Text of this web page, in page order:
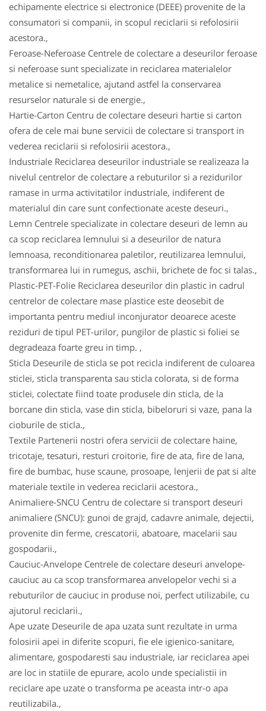
echipamente electrice si electronice (DEEE) provenite de la
consumatori si companii, in scopul reciclarii si refolosirii
acestora.,
Feroase-Neferoase Centrele de colectare a deseurilor feroase
si neferoase sunt specializate in reciclarea materialelor
metalice si nemetalice, ajutand astfel la conservarea
resurselor naturale si de energie.,
Hartie-Carton Centru de colectare deseuri hartie si carton
ofera de cele mai bune servicii de colectare si transport in
vederea reciclarii si refolosirii acestora.,
Industriale Reciclarea deseurilor industriale se realizeaza la
nivelul centrelor de colectare a rebuturilor si a rezidurilor
ramase in urma activitatilor industriale, indiferent de
materialul din care sunt confectionate aceste deseuri.,
Lemn Centrele specializate in colectare deseuri de lemn au
ca scop reciclarea lemnului si a deseurilor de natura
lemnoasa, reconditionarea paletilor, reutilizarea lemnului,
transformarea lui in rumegus, aschii, brichete de foc si talas.,
Plastic-PET-Folie Reciclarea deseurilor din plastic in cadrul
centrelor de colectare mase plastice este deosebit de
importanta pentru mediul inconjurator deoarece aceste
reziduri de tipul PET-urilor, pungilor de plastic si foliei se
degradeaza foarte greu in timp. ,
Sticla Deseurile de sticla se pot recicla indiferent de culoarea
sticlei, sticla transparenta sau sticla colorata, si de forma
sticlei, colectate fiind toate produsele din sticla, de la
borcane din sticla, vase din sticla, bibeloruri si vaze, pana la
cioburile de sticla.,
Textile Partenerii nostri ofera servicii de colectare haine,
tricotaje, tesaturi, resturi croitorie, fire de ata, fire de lana,
fire de bumbac, huse scaune, prosoape, lenjerii de pat si alte
materiale textile in vederea reciclarii acestora.,
Animaliere-SNCU Centru de colectare si transport deseuri
animaliere (SNCU): gunoi de grajd, cadavre animale, dejectii,
provenite din ferme, crescatorii, abatoare, macelarii sau
gospodarii.,
Cauciuc-Anvelope Centrele de colectare deseuri anvelope-
cauciuc au ca scop transformarea anvelopelor vechi si a
rebuturilor de cauciuc in produse noi, perfect utilizabile, cu
ajutorul reciclarii.,
Ape uzate Deseurile de apa uzata sunt rezultate in urma
folosirii apei in diferite scopuri, fie ele igienico-sanitare,
alimentare, gospodaresti sau industriale, iar reciclarea apei
are loc in statiile de epurare, acolo unde specialistii in
reciclare ape uzate o transforma pe aceasta intr-o apa
reutilizabila.,